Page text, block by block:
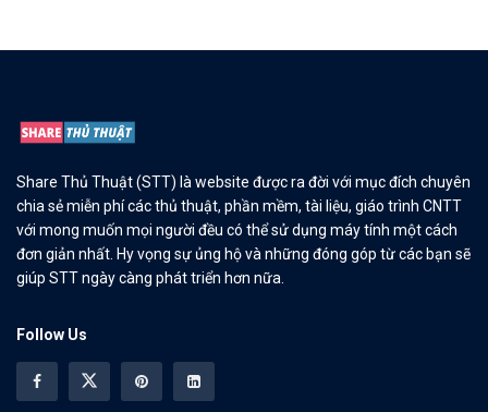
Share Thủ Thuật (STT) là website được ra đời với mục đích chuyên
chia sẻ miễn phí các thủ thuật, phần mềm, tài liệu, giáo trình CNTT
với mong muốn mọi người đều có thể sử dụng máy tính một cách
đơn giản nhất. Hy vọng sự ủng hộ và những đóng góp từ các bạn sẽ
giúp STT ngày càng phát triển hơn nữa.
Follow Us